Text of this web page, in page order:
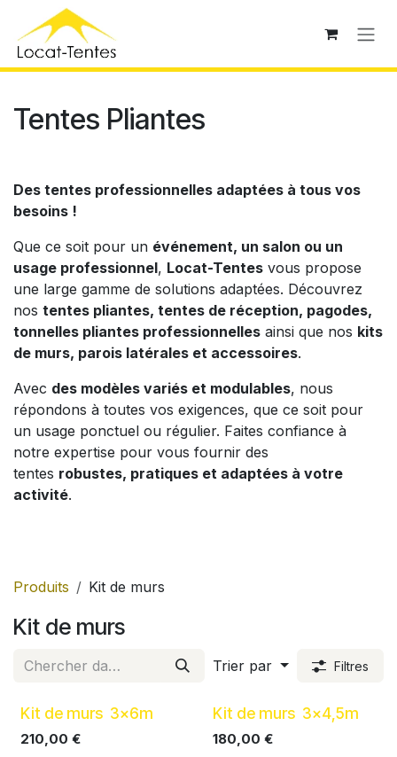
Se rendre au contenu
Tentes Pliantes
Des tentes professionnelles adaptées à tous vos
besoins !
Que ce soit pour un événement, un salon ou un
usage professionnel, Locat-Tentes vous propose
une large gamme de solutions adaptées. Découvrez
nos tentes pliantes, tentes de réception, pagodes,
tonnelles pliantes professionnelles ainsi que nos kits
de murs, parois latérales et accessoires.
Avec des modèles variés et modulables, nous
répondons à toutes vos exigences, que ce soit pour
un usage ponctuel ou régulier. Faites confiance à
notre expertise pour vous fournir des
tentes robustes, pratiques et adaptées à votre
activité.
Produits Kit de murs
Kit de murs
Trier par Filtres
Kit de murs 3x6m
210,00 €
Kit de murs 3x4,5m
180,00 €